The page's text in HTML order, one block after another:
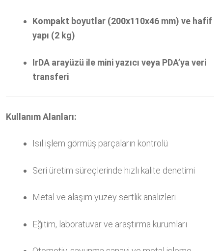
Kompakt boyutlar (200x110x46 mm) ve hafif
yapı (2 kg)
IrDA arayüzü ile mini yazıcı veya PDA’ya veri
transferi
Kullanım Alanları:
Isıl işlem görmüş parçaların kontrolü
Seri üretim süreçlerinde hızlı kalite denetimi
Metal ve alaşım yüzey sertlik analizleri
Eğitim, laboratuvar ve araştırma kurumları